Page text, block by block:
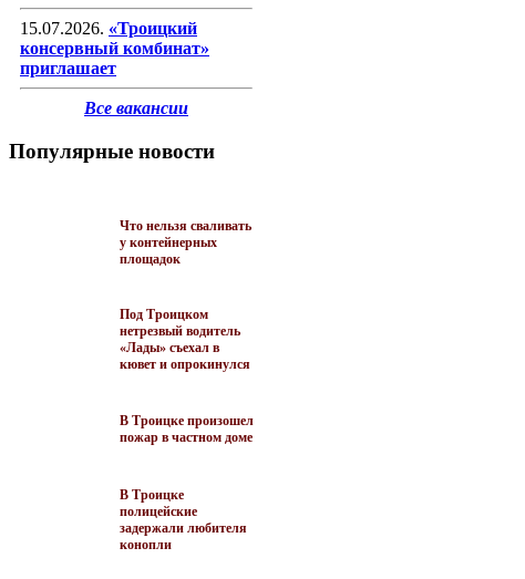
15.07.2026. «Троицкий
консервный комбинат»
приглашает
Все вакансии
Популярные новости
Что нельзя сваливать
у контейнерных
площадок
Под Троицком
нетрезвый водитель
«Лады» съехал в
кювет и опрокинулся
В Троицке произошел
пожар в частном доме
В Троицке
полицейские
задержали любителя
конопли